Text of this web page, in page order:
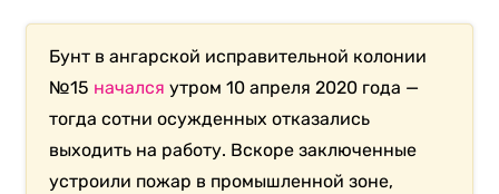
Бунт в ангарской исправительной колонии
№15 начался утром 10 апреля 2020 года —
тогда сотни осужденных отказались
выходить на работу. Вскоре заключенные
устроили пожар в промышленной зоне,